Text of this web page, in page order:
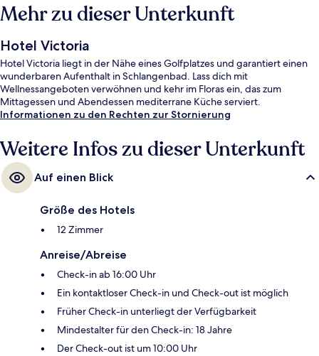
Mehr zu dieser Unterkunft
Hotel Victoria
Hotel Victoria liegt in der Nähe eines Golfplatzes und garantiert einen
wunderbaren Aufenthalt in Schlangenbad. Lass dich mit
Wellnessangeboten verwöhnen und kehr im Floras ein, das zum
Mittagessen und Abendessen mediterrane Küche serviert.
Informationen zu den Rechten zur Stornierung
Weitere Infos zu dieser Unterkunft
Auf einen Blick
Größe des Hotels
12 Zimmer
Anreise/Abreise
Check-in ab 16:00 Uhr
Ein kontaktloser Check-in und Check-out ist möglich
Früher Check-in unterliegt der Verfügbarkeit
Mindestalter für den Check-in: 18 Jahre
Der Check-out ist um 10:00 Uhr